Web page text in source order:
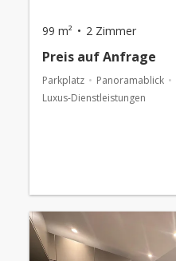
99 m² 2 Zimmer
Preis auf Anfrage
Parkplatz Panoramablick
Luxus-Dienstleistungen